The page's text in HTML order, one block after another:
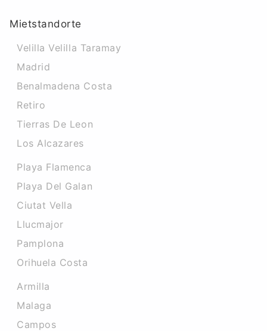
Mietstandorte
Velilla Velilla Taramay
Madrid
Benalmadena Costa
Retiro
Tierras De Leon
Los Alcazares
Playa Flamenca
Playa Del Galan
Ciutat Vella
Llucmajor
Pamplona
Orihuela Costa
Armilla
Malaga
Campos